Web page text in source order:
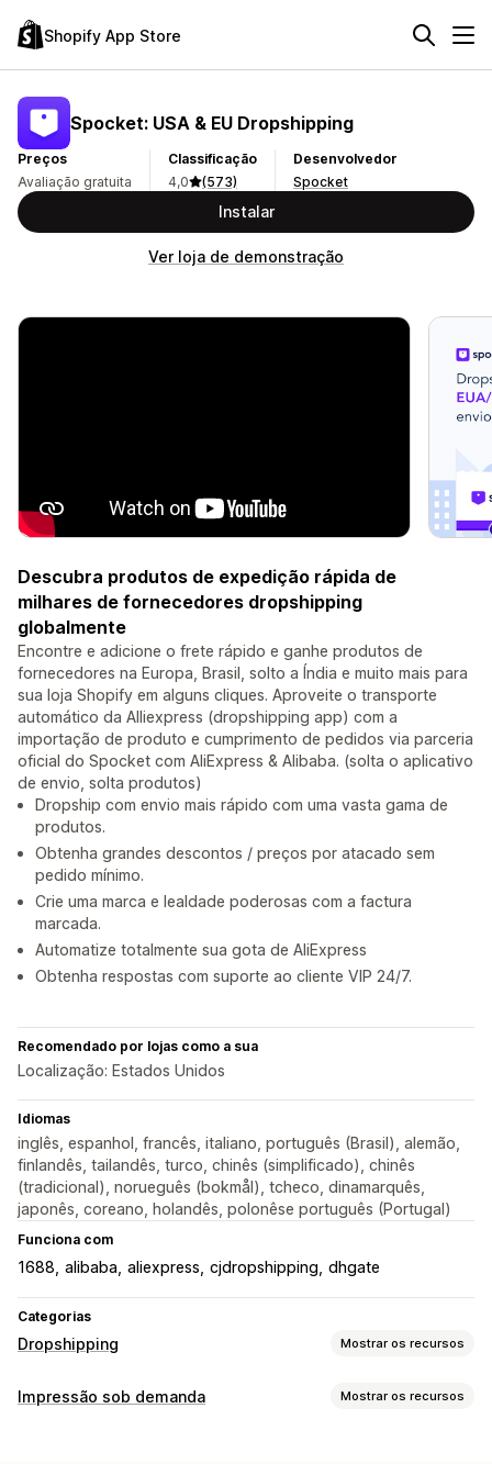
Shopify App Store
Spocket: USA & EU Dropshipping
Preços
Avaliação gratuita
Classificação
4,0
(573)
Desenvolvedor
Spocket
Instalar
Ver loja de demonstração
Descubra produtos de expedição rápida de
milhares de fornecedores dropshipping
globalmente
Encontre e adicione o frete rápido e ganhe produtos de
fornecedores na Europa, Brasil, solto a Índia e muito mais para
sua loja Shopify em alguns cliques. Aproveite o transporte
automático da Alliexpress (dropshipping app) com a
importação de produto e cumprimento de pedidos via parceria
oficial do Spocket com AliExpress & Alibaba. (solta o aplicativo
de envio, solta produtos)
Dropship com envio mais rápido com uma vasta gama de
produtos.
Obtenha grandes descontos / preços por atacado sem
pedido mínimo.
Crie uma marca e lealdade poderosas com a factura
marcada.
Automatize totalmente sua gota de AliExpress
Obtenha respostas com suporte ao cliente VIP 24/7.
Recomendado por lojas como a sua
Localização: Estados Unidos
Idiomas
inglês, espanhol, francês, italiano, português (Brasil), alemão,
finlandês, tailandês, turco, chinês (simplificado), chinês
(tradicional), norueguês (bokmål), tcheco, dinamarquês,
japonês, coreano, holandês, polonêse português (Portugal)
Funciona com
1688 alibaba aliexpress cjdropshipping dhgate
Categorias
Dropshipping Mostrar os recursos
Produtos que você pode vender
Impressão sob demanda Mostrar os recursos